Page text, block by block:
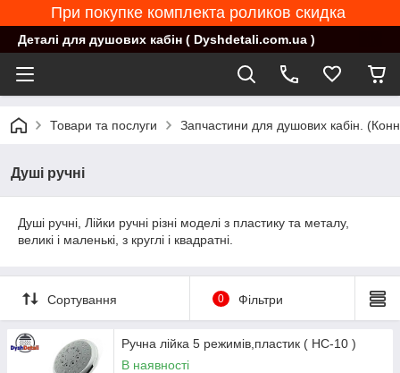
При покупке комплекта роликов скидка
Деталі для душових кабін ( Dyshdetali.com.ua )
Товари та послуги Запчастини для душових кабін.
Душі ручні
Душі ручні, Лійки ручні різні моделі з пластику та металу,
великі і маленькі, з круглі і квадратні.
Сортування 0 Фільтри
Ручна лійка 5 режимів,пластик ( НС-10 )
В наявності